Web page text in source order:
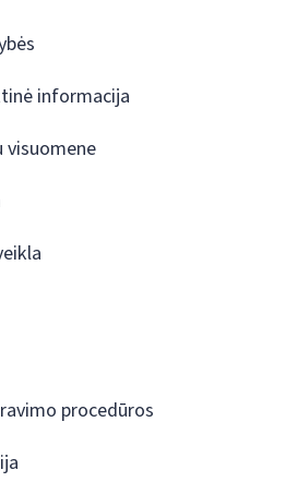
informacija
visuomene
procedūros